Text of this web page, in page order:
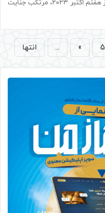
نسل‌کشی خود علیه مردم فلسطین از هفتم اکتبر ۲۰۲۳، مرتکب جنایت
5
»
... انتها